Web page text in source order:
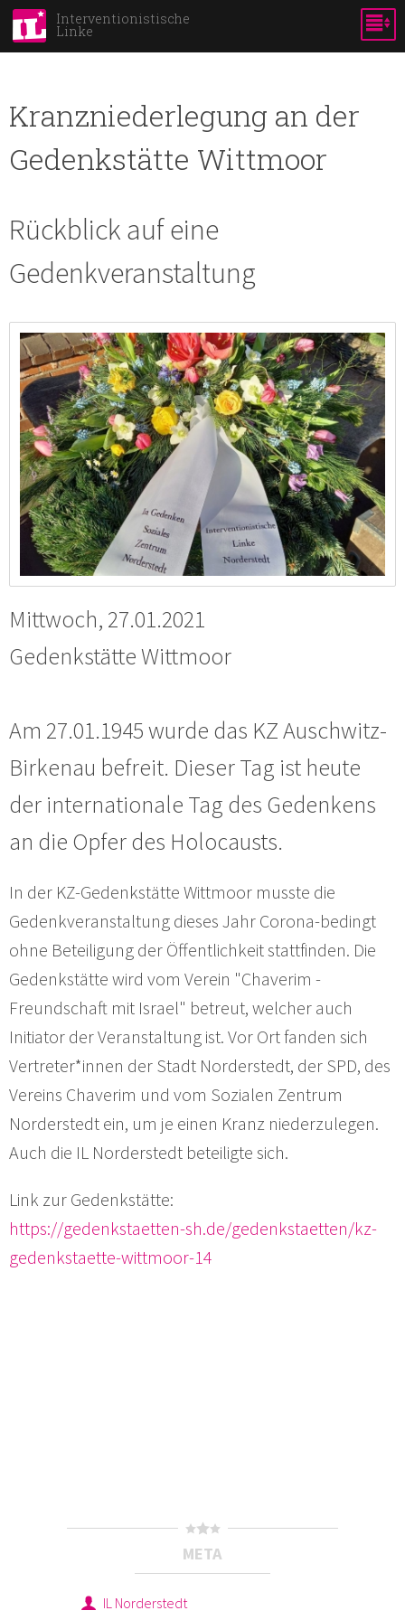
Direkt
Inhalt
Interventionistische
Linke
Kranzniederlegung an der
Gedenkstätte Wittmoor
Rückblick auf eine
Gedenkveranstaltung
Mittwoch, 27.01.2021
Gedenkstätte Wittmoor
Am 27.01.1945 wurde das KZ Auschwitz-
Birkenau befreit. Dieser Tag ist heute
der internationale Tag des Gedenkens
an die Opfer des Holocausts.
In der KZ-Gedenkstätte Wittmoor musste die
Gedenkveranstaltung dieses Jahr Corona-bedingt
ohne Beteiligung der Öffentlichkeit stattfinden. Die
Gedenkstätte wird vom Verein "Chaverim -
Freundschaft mit Israel" betreut, welcher auch
Initiator der Veranstaltung ist. Vor Ort fanden sich
Vertreter*innen der Stadt Norderstedt, der SPD, des
Vereins Chaverim und vom Sozialen Zentrum
Norderstedt ein, um je einen Kranz niederzulegen.
Auch die IL Norderstedt beteiligte sich.
Link zur Gedenkstätte:
https://gedenkstaetten-sh.de/gedenkstaetten/kz-
gedenkstaette-wittmoor-14
META
IL Norderstedt